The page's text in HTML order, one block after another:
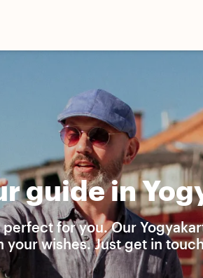
guide in
perfect for you. Our
your wishes. Just get in